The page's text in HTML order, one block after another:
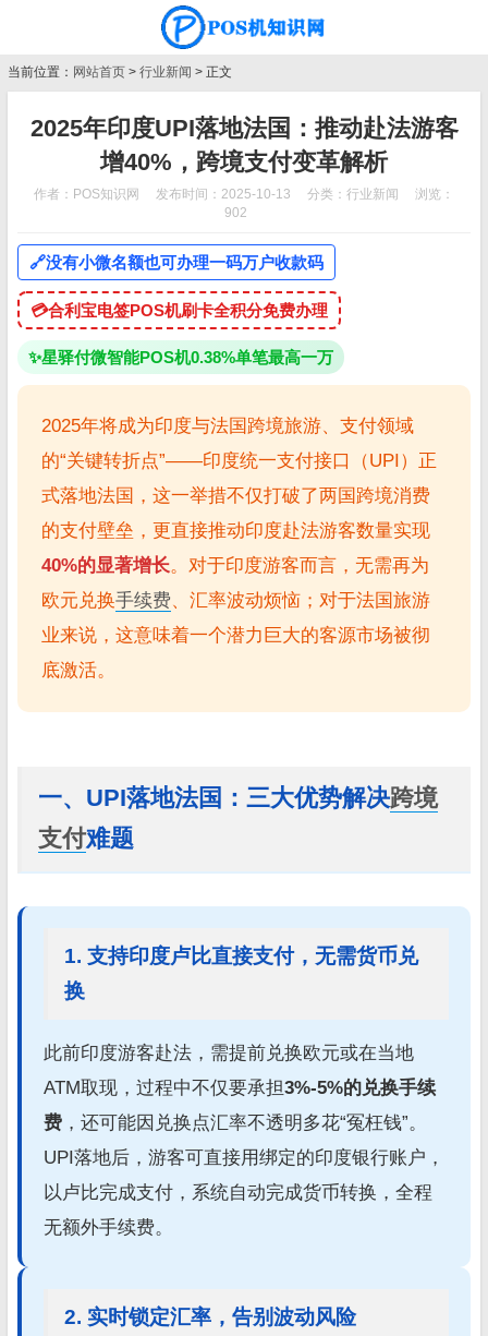
当前位置： 网站首页 > 行业新闻 > 正文
2025年印度UPI落地法国：推动赴法游客
增40%，跨境支付变革解析
作者：POS知识网 发布时间：2025-10-13 分类： 行业新闻
浏览：
902
🔗没有小微名额也可办理一码万户收款码
💳合利宝电签POS机刷卡全积分免费办理
✨星驿付微智能POS机0.38%单笔最高一万
2025年将成为印度与法国跨境旅游、支付领域
的“关键转折点”——印度统一支付接口（UPI）正
式落地法国，这一举措不仅打破了两国跨境消费
的支付壁垒，更直接推动印度赴法游客数量实现
40%的显著增长。对于印度游客而言，无需再为
欧元兑换手续费、汇率波动烦恼；对于法国旅游
业来说，这意味着一个潜力巨大的客源市场被彻
底激活。
一、UPI落地法国：三大优势解决跨境
支付难题
1. 支持印度卢比直接支付，无需货币兑
换
此前印度游客赴法，需提前兑换欧元或在当地
ATM取现，过程中不仅要承担3%-5%的兑换手续
费 ，还可能因兑换点汇率不透明多花“冤枉钱”。
UPI落地后，游客可直接用绑定的印度银行账户，
以卢比完成支付，系统自动完成货币转换，全程
无额外手续费。
2. 实时锁定汇率，告别波动风险